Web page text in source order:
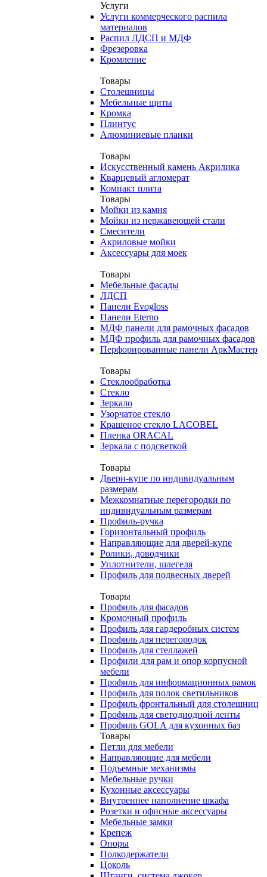
Услуги
Услуги коммерческого распила
материалов
Распил ЛДСП и МДФ
Фрезеровка
Кромление
Товары
Столешницы
Мебельные щиты
Кромка
Плинтус
Алюминиевые планки
Товары
Искусственный камень Акрилика
Кварцевый агломерат
Компакт плита
Товары
Мойки из камня
Мойки из нержавеющей стали
Смесители
Акриловые мойки
Аксессуары для моек
Товары
Мебельные фасады
ЛДСП
Панели Evogloss
Панели Eterno
МДФ панели для рамочных фасадов
МДФ профиль для рамочных фасадов
Перфорированные панели АркМастер
Товары
Стеклообработка
Стекло
Зеркало
Узорчатое стекло
Крашеное стекло LACOBEL
Пленка ORACAL
Зеркала с подсветкой
Товары
Двери-купе по индивидуальным
размерам
Межкомнатные перегородки по
индивидуальным размерам
Профиль-ручка
Горизонтальный профиль
Направляющие для дверей-купе
Ролики, доводчики
Уплотнители, шлегеля
Профиль для подвесных дверей
Товары
Профиль для фасадов
Кромочный профиль
Профиль для гардеробных систем
Профиль для перегородок
Профиль для стеллажей
Профили для рам и опор корпусной
мебели
Профиль для информационных рамок
Профиль для полок светильников
Профиль фронтальный для столешниц
Профиль для светодиодной ленты
Профиль GOLA для кухонных баз
Товары
Петли для мебели
Направляющие для мебели
Подъемные механизмы
Мебельные ручки
Кухонные аксессуары
Внутреннее наполнение шкафа
Розетки и офисные аксессуары
Мебельные замки
Крепеж
Опоры
Полкодержатели
Цоколь